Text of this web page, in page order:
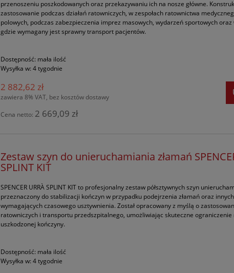
przenoszeniu poszkodowanych oraz przekazywaniu ich na nosze główne.
zastosowanie podczas działań ratowniczych, w zespołach ratownictwa
polowych, podczas zabezpieczenia imprez masowych, wydarzeń sportowych oraz
gdzie wymagany jest sprawny transport pacjentów.
Dostępność: mała ilość
Wysyłka w: 4 tygodnie
2 882,62 zł
zawiera 8% VAT, bez kosztów dostawy
Cena netto: 2 669,09 zł
Zestaw szyn do unieruchamiania złamań
SPLINT KIT
SPENCER URRÀ SPLINT KIT to profesjonalny zestaw półsztywnych szyn
przeznaczony do stabilizacji kończyn w przypadku podejrzenia złamań oraz
wymagających czasowego usztywnienia. Został opracowany z myślą o
ratowniczych i transportu przedszpitalnego, umożliwiając skuteczne ograniczenie
uszkodzonej kończyny.
Dostępność: mała ilość
Wysyłka w: 4 tygodnie